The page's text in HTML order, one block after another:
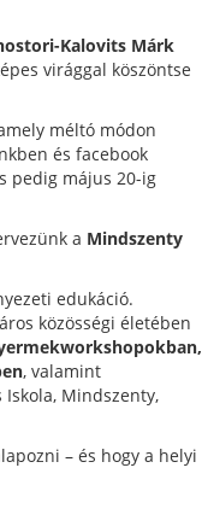
Kalovits Márk
virággal köszöntse
méltó módon
és facebook
pedig május 20-ig
a Mindszenty
edukáció.
közösségi életében
, valamint
Mindszenty,
– és hogy a helyi